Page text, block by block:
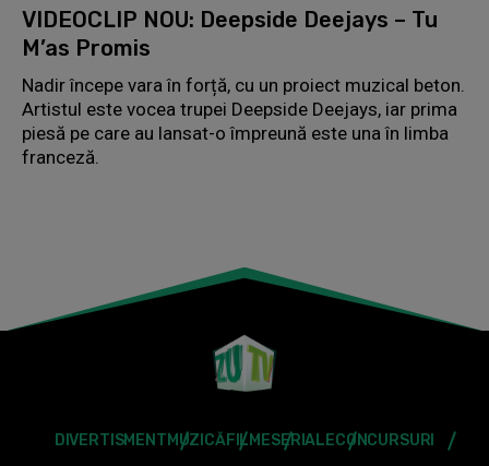
VIDEOCLIP NOU: Deepside Deejays – Tu
M’as Promis
Nadir începe vara în forță, cu un proiect muzical beton.
Artistul este vocea trupei Deepside Deejays, iar prima
piesă pe care au lansat-o împreună este una în limba
franceză.
DIVERTISMENT MUZICĂFILMESERIALECONCURSURI